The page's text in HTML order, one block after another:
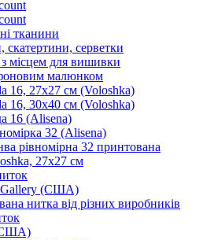
тканини
серветки
місцем для вишивки
малюнком
16, 27х27 см (Voloshka)
16, 30х40 см (Voloshka)
16 (Alisena)
32 (Alisena)
рівномірна 32 принтована
27х27 см
Gallery (США)
нитка від різних виробників